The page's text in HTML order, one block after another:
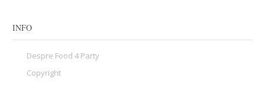
INFO
Despre Food 4 Party
Copyright